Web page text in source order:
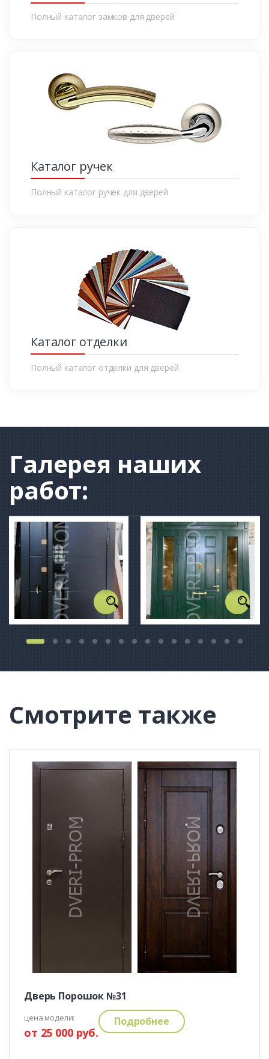
Полный каталог замков для дверей
Каталог ручек
Полный каталог ручек для дверей
Каталог отделки
Полный каталог отделки для дверей
Галерея наших
работ:
Смотрите также
Дверь Порошок №31
цена модели:
от 25 000 руб.
Подробнее